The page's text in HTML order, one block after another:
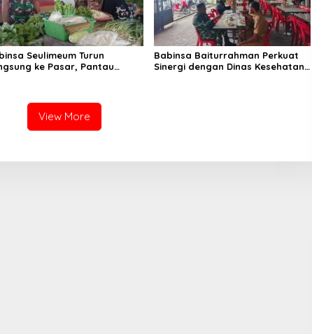
Seulimeum Turun
ke Pasar, Pantau
Babinsa Baiturrahman Perkuat
Sinergi dengan Dinas Kesehatan,
View More